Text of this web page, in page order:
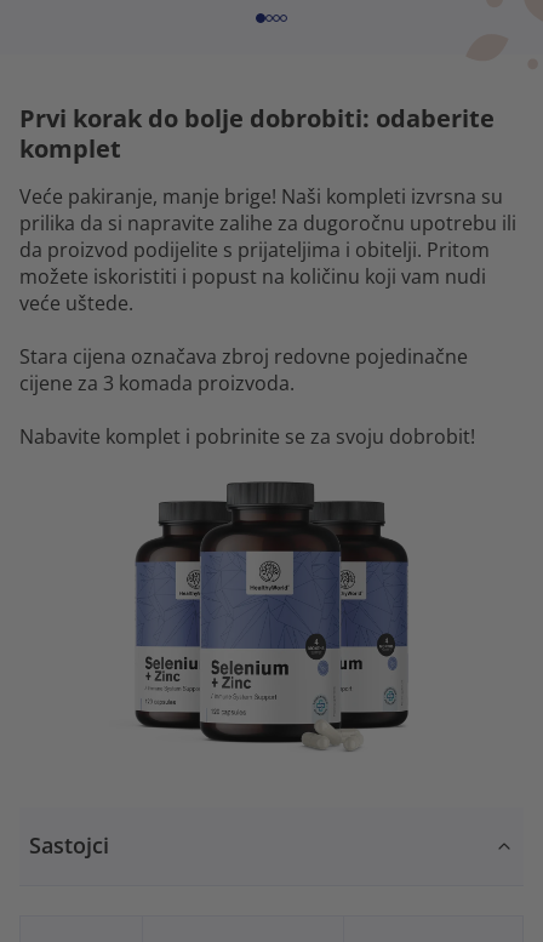
Prvi korak do bolje dobrobiti: odaberite
komplet
Veće pakiranje, manje brige! Naši kompleti izvrsna su
prilika da si napravite zalihe za dugoročnu upotrebu ili
da proizvod podijelite s prijateljima i obitelji. Pritom
možete iskoristiti i popust na količinu koji vam nudi
veće uštede.
Stara cijena označava zbroj redovne pojedinačne
cijene za 3 komada proizvoda.
Nabavite komplet i pobrinite se za svoju dobrobit!
Sastojci